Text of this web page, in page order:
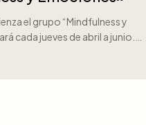
el grupo “Mindfulness y
cada jueves de abril a junio.…